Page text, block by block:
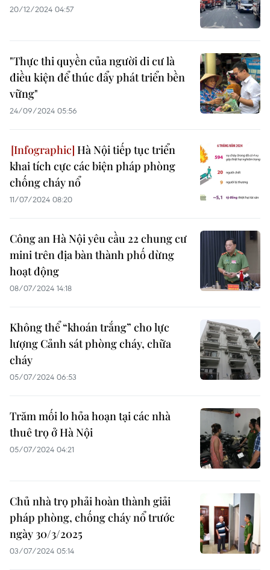
20/12/2024 04:57
"Thực thi quyền của người di cư là
điều kiện để thúc đẩy phát triển bền
vững"
24/09/2024 05:56
Hà Nội tiếp tục triển
khai tích cực các biện pháp phòng
chống cháy nổ
11/07/2024 08:20
Công an Hà Nội yêu cầu 22 chung cư
mini trên địa bàn thành phố dừng
hoạt động
08/07/2024 14:18
Không thể “khoán trắng” cho lực
lượng Cảnh sát phòng cháy, chữa
cháy
05/07/2024 06:53
Trăm mối lo hỏa hoạn tại các nhà
thuê trọ ở Hà Nội
05/07/2024 04:21
Chủ nhà trọ phải hoàn thành giải
pháp phòng, chống cháy nổ trước
ngày 30/3/2025
03/07/2024 05:14